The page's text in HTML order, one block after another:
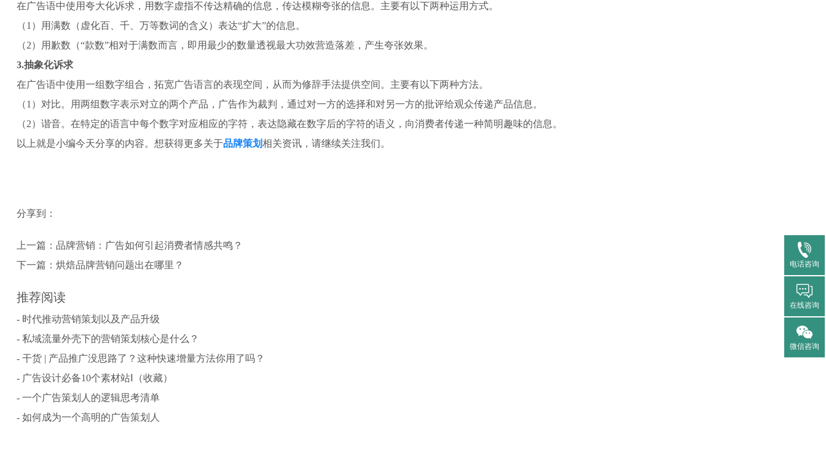
在广告语中使用夸大化诉求，用数字虚指不传达精确的信息，传达模糊夸张的信息。主要有以下两种运用方式。
（1）用满数（虚化百、千、万等数词的含义）表达“扩大”的信息。
（2）用歉数（“款数”相对于满数而言，即用最少的数量透视最大功效营造落差，产生夸张效果。
3.抽象化诉求
在广告语中使用一组数字组合，拓宽广告语言的表现空间，从而为修辞手法提供空间。主要有以下两种方法。
（1）对比。用两组数字表示对立的两个产品，广告作为裁判，通过对一方的选择和对另一方的批评给观众传递产品信息。
（2）谐音。在特定的语言中每个数字对应相应的字符，表达隐藏在数字后的字符的语义，向消费者传递一种简明趣味的信息。
以上就是小编今天分享的内容。想获得更多关于品牌策划相关资讯，请继续关注我们。
分享到：
上一篇： 品牌营销：广告如何引起消费者情感共鸣？
下一篇： 烘焙品牌营销问题出在哪里？
推荐阅读
- 时代推动营销策划以及产品升级
- 私域流量外壳下的营销策划核心是什么？
- 干货 | 产品推广没思路了？这种快速增量方法你用了吗？
- 广告设计必备10个素材站Ⅰ（收藏）
- 一个广告策划人的逻辑思考清单
- 如何成为一个高明的广告策划人
电话咨询
在线咨询
微信咨询